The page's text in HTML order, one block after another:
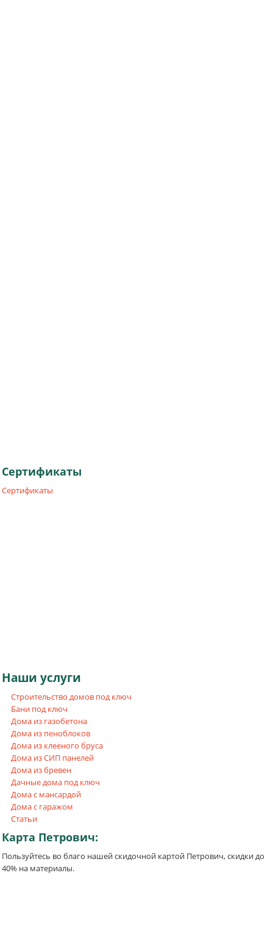
Сертификаты
Сертификаты
Наши услуги
Строительство домов под ключ
Бани под ключ
Дома из газобетона
Дома из пеноблоков
Дома из клееного бруса
Дома из СИП панелей
Дома из бревен
Дачные дома под ключ
Дома с мансардой
Дома с гаражом
Статьи
Карта Петрович:
Пользуйтесь во благо нашей скидочной картой Петрович, скидки до
40% на материалы.